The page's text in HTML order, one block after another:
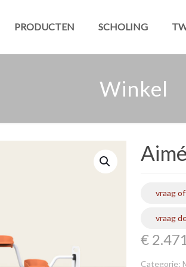
PRODUCTEN SCHOLING
Winkel
vraag
vraag
€
Categorie: